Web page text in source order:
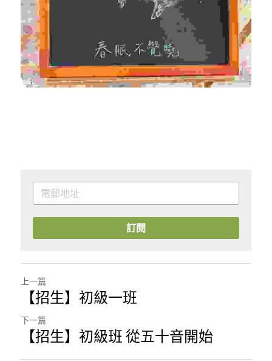
訂閱
上一篇
【招生】初級一班
下一篇
【招生】初級班 從五十音開始